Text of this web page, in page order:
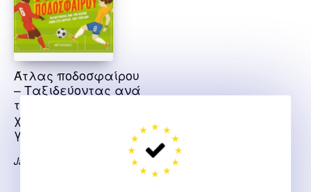
Άτλας ποδοσφαίρου
– Ταξιδεύοντας ανά
τον κόσμο πάνω στο
χορτάρι των
γηπέδων
James Buckley